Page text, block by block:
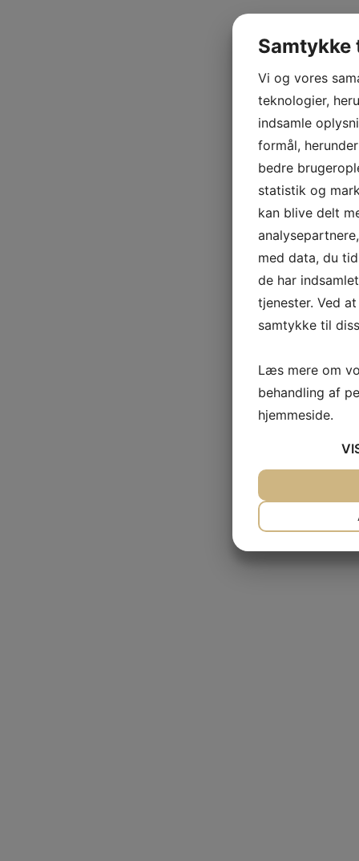
Vi og vores
teknologier,
indsamle
formål,
bedre
statistik og
kan blive delt
med data, du
de har
tjenester. Ved
samtykke til
Læs mere om
behandling af
hjemmeside.